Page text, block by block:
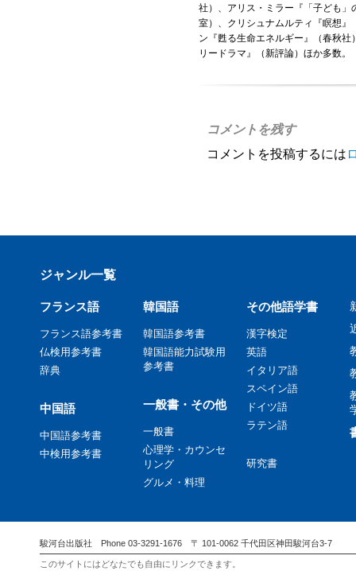
社）、アリス・ミラー『「子ども」
室）、クリシュナムルティ『瞑想』
ン『甦る生命エネルギー』（春秋社
リードラマ』（新評論）ほか多数。
コメントを残す
コメントを投稿するには
ジャンル一覧
フランス語
フランス語参考書
仏検用参考書
辞典
中国語
中国語参考書
中検用参考書
韓国語
韓国語参考書
韓国語能力試験用
参考書
一般書・その他
一般書
心理学・カウンセ
リング
グルメ・料理
その他語学書
漢字検定
英語
イタリア語
スペイン語
ドイツ語
ラテン語
研究書
駿河台出版社 Phone 03-3291-1676 〒 101-0062 千代田区神田駿河台3-7
このサイトにはどなたでも自由にリンクできます。